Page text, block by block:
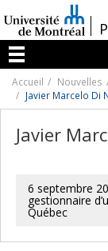
au
contenu
/
Menu
Accueil Nouvelles
Javier Marcelo Di
Javier
6 septembre
gestionnaire
Québec